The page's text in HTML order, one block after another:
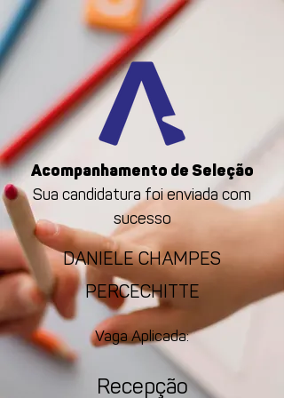
Acompanhamento de Seleção
Sua candidatura foi enviada com
sucesso
DANIELE CHAMPES
PERCECHITTE
Vaga Aplicada:
Recepção